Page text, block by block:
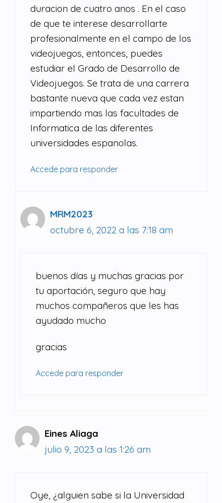
duracion de cuatro anos . En el caso
de que te interese desarrollarte
profesionalmente en el campo de los
videojuegos, entonces, puedes
estudiar el Grado de Desarrollo de
Videojuegos. Se trata de una carrera
bastante nueva que cada vez estan
impartiendo mas las facultades de
Informatica de las diferentes
universidades espanolas.
Accede para responder
MRM2023
octubre 6, 2022 a las 7:18 am
buenos días y muchas gracias por
tu aportación, seguro que hay
muchos compañeros que les has
ayudado mucho
gracias
Accede para responder
Eines Aliaga
julio 9, 2023 a las 1:26 am
Oye, ¿alguien sabe si la Universidad